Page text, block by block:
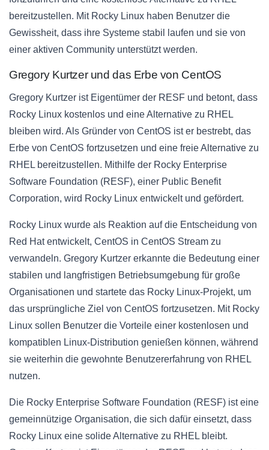
bereitzustellen. Mit Rocky Linux haben Benutzer die
Gewissheit, dass ihre Systeme stabil laufen und sie von
einer aktiven Community unterstützt werden.
Gregory Kurtzer und das Erbe von CentOS
Gregory Kurtzer ist Eigentümer der RESF und betont, dass
Rocky Linux kostenlos und eine Alternative zu RHEL
bleiben wird. Als Gründer von CentOS ist er bestrebt, das
Erbe von CentOS fortzusetzen und eine freie Alternative zu
RHEL bereitzustellen. Mithilfe der Rocky Enterprise
Software Foundation (RESF), einer Public Benefit
Corporation, wird Rocky Linux entwickelt und gefördert.
Rocky Linux wurde als Reaktion auf die Entscheidung von
Red Hat entwickelt, CentOS in CentOS Stream zu
verwandeln. Gregory Kurtzer erkannte die Bedeutung einer
stabilen und langfristigen Betriebsumgebung für große
Organisationen und startete das Rocky Linux-Projekt, um
das ursprüngliche Ziel von CentOS fortzusetzen. Mit Rocky
Linux sollen Benutzer die Vorteile einer kostenlosen und
kompatiblen Linux-Distribution genießen können, während
sie weiterhin die gewohnte Benutzererfahrung von RHEL
nutzen.
Die Rocky Enterprise Software Foundation (RESF) ist eine
gemeinnützige Organisation, die sich dafür einsetzt, dass
Rocky Linux eine solide Alternative zu RHEL bleibt.